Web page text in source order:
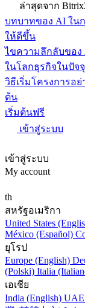
ล่าสุดจาก
บทบาทของ AI ใน
ให้ดีขึ้น
ไขความลึกลับของ
ในโลกธุรกิจในปัจ
วิธีเริ่มโครงการอ
ต้น
เริ่มต้นฟรี
เข้าสู่ระบบ
เข้าสู่ระบบ
My account
th
สหรัฐอเมริกา
United States
México (Español)
ยุโรป
Europe (English)
(Polski) Italia
เอเชีย
India (English)